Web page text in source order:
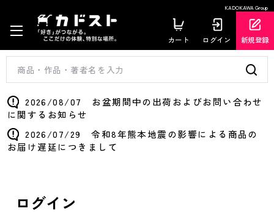
KADOKAWA Group
カート ログイン 新規登録
2026/08/07 お盆期間中の出荷およびお問い合わせ
に関するお知らせ
2026/07/29 令和8年熊本地震の影響による商品の
お届け遅延につきまして
ログイン